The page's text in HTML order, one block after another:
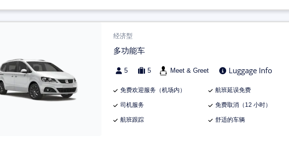
经济型
多功能车
5 5 Meet & Greet Luggage Info
免费欢迎服务（机场内） 航班延误免费
司机服务 免费取消（12 小时）
航班跟踪 舒适的车辆